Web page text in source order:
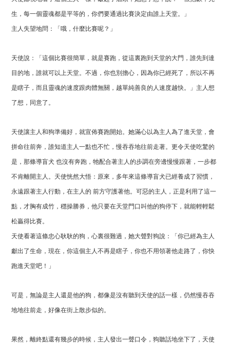
生，每一個靈魂都是平等的，你們要通過比賽決定由誰上天堂。」
主人失望地問：「 哦，什麼比賽呢？」
天使說：「 這個比賽很簡單，就是賽跑，從這裏跑到天堂的大門，誰先到達
目的地，誰就可以上天堂。不過，你也別擔心，因為你已經死了，所以不再
是瞎子，而且靈魂的速度跟肉體無關，越單純善良的人速度越快。」 主人想
了想，同意了。
天使讓主人和狗準備好，就宣佈賽跑開始。她滿心以為主人為了進天堂，會
拼命往前奔，誰知道主人一點也不忙，慢吞吞地往前走著。更令天使吃驚的
是，那條導盲犬 也沒有奔跑，牠配合著主人的步調在旁邊慢慢跟著，一步都
不肯離開主人。天使恍然大悟：原來，多年來這條導盲犬已經養成了習慣，
永遠跟著主人行動，在主人的 前方守護著他。可惡的主人，正是利用了這一
點，才胸有成竹，穩操勝券，他只要在天堂門口叫他的狗停下，就能輕輕鬆
松贏得比賽。
天使看著這條忠心耿耿的狗，心裏很難過，她大聲對狗說：「 你已經為主人
獻出了生命，現在，你這個主人不再是瞎子，你也不用領著他走路了，你快
跑進天堂吧！」
可是，無論是主人還是他的狗，都像是沒有聽到天使的話一樣，仍然慢吞吞
地地往前走，好像在街上散步似的。
果然，離終點還有幾步的時候，主人發出一聲口令，狗聽話地坐下了，天使